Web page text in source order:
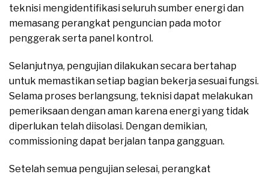
teknisi mengidentifikasi seluruh sumber energi dan
memasang perangkat penguncian pada motor
penggerak serta panel kontrol.
Selanjutnya, pengujian dilakukan secara bertahap
untuk memastikan setiap bagian bekerja sesuai fungsi.
Selama proses berlangsung, teknisi dapat melakukan
pemeriksaan dengan aman karena energi yang tidak
diperlukan telah diisolasi. Dengan demikian,
commissioning dapat berjalan tanpa gangguan.
Setelah semua pengujian selesai, perangkat